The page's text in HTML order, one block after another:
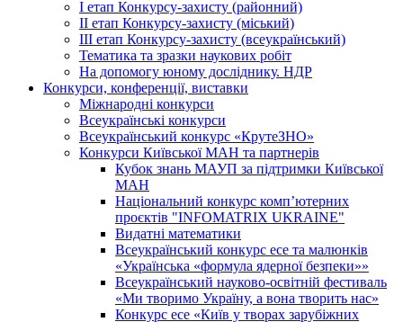
І етап Конкурсу-захисту (районний)
ІІ етап Конкурсу-захисту (міський)
ІІІ етап Конкурсу-захисту (всеукраїнський)
Тематика та зразки наукових робіт
На допомогу юному досліднику. НДР
Конкурси, конференції, виставки
Міжнародні конкурси
Всеукраїнські конкурси
Всеукраїнський конкурс «КрутеЗНО»
Конкурси Київської МАН та партнерів
Кубок знань МАУП за підтримки Київської
МАН
Національний конкурс комп’ютерних
проєктів "INFOMATRIX UKRAINE"
Видатні математики
Всеукраїнський конкурс есе та малюнків
«Українська «формула ядерної безпеки»»
Всеукраїнський науково-освітній фестиваль
«Ми творимо Україну, а вона творить нас»
Конкурс есе «Київ у творах зарубіжних